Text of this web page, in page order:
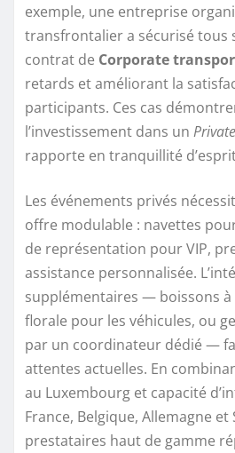
exemple, une entreprise
transfrontalier a sécurisé tous
contrat de Corporate
retards et améliorant la
participants. Ces cas
l’investissement dans un
rapporte en tranquillité
Les événements privés
offre modulable : navettes
de représentation pour VIP,
assistance personnalisée.
supplémentaires — boissons
florale pour les véhicules, ou
par un coordinateur dédié —
attentes actuelles. En
au Luxembourg et capacité
France, Belgique, Allemagne et
prestataires haut de gamme